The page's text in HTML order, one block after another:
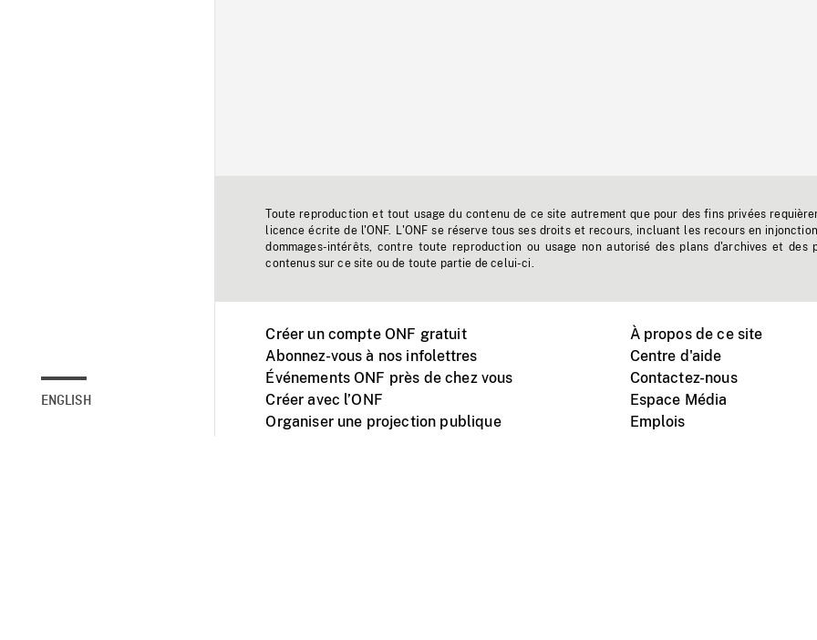
ENGLISH
Toute reproduction et tout usage du contenu de ce site autrement que pour des fins privées
licence écrite de l'ONF. L'ONF se réserve tous ses droits et recours, incluant les recours en
dommages-intérêts, contre toute reproduction ou usage non autorisé des plans d'archives et des
contenus sur ce site ou de toute partie de celui-ci.
Créer un compte ONF gratuit
Abonnez-vous à nos infolettres
Événements ONF près de chez vous
Créer avec l’ONF
Organiser une projection publique
À propos de ce site
Centre d'aide
Contactez-nous
Espace Média
Emplois